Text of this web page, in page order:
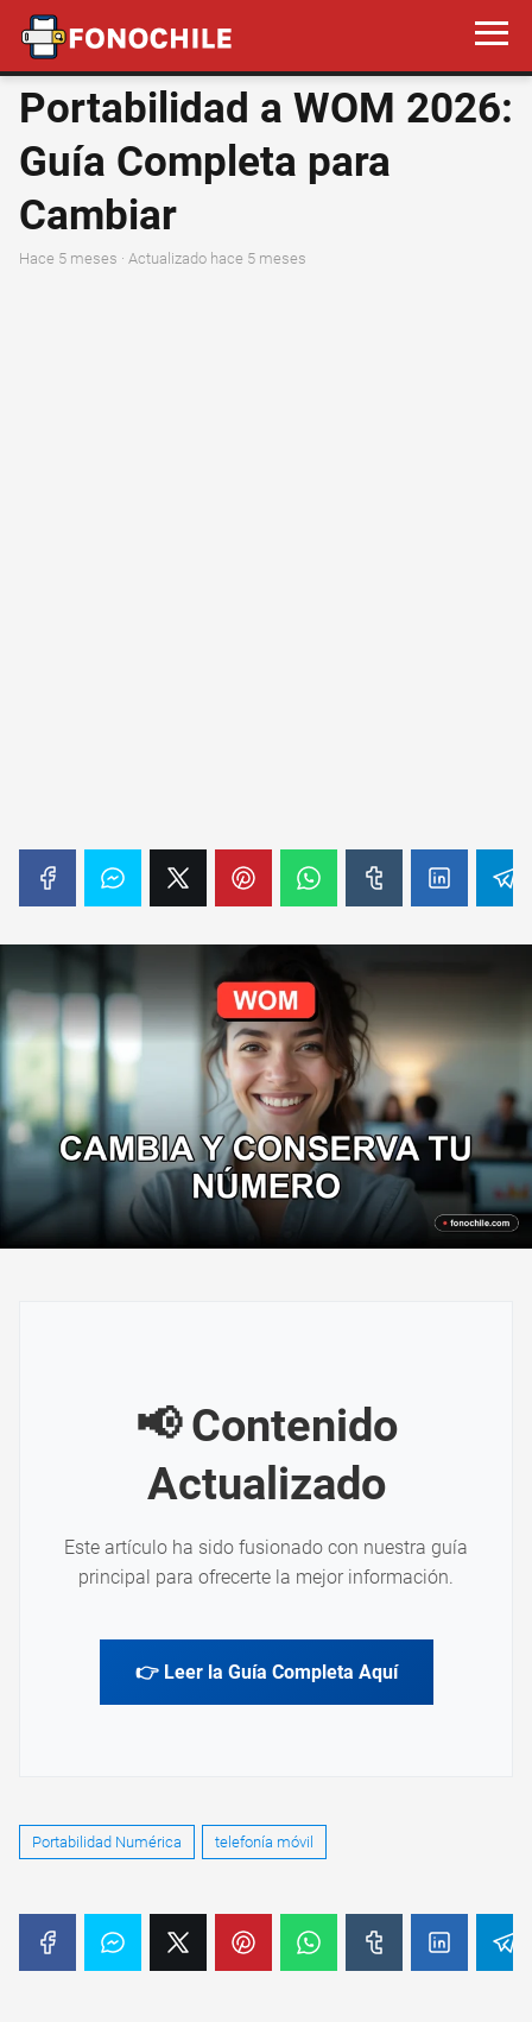
Portabilidad a WOM 2026:
Guía Completa para
Cambiar
hace 5 meses · Actualizado hace 5 meses
📢 Contenido
Actualizado
Este artículo ha sido fusionado con nuestra guía
principal para ofrecerte la mejor información.
👉 Leer la Guía Completa Aquí
Portabilidad Numérica telefonía móvil